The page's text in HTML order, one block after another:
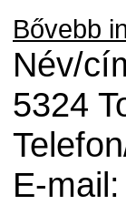
Bővebb
Név/
5324
E-mail: